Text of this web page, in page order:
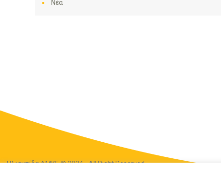
Νέα
Ηλιακτίδα ΑΜΚΕ © 2024 - All Right Reserved